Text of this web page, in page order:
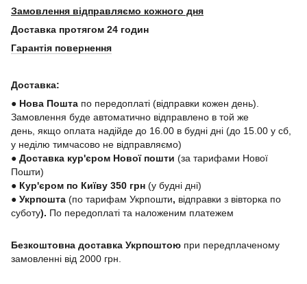
Замовлення відправляємо кожного дня
Доставка протягом 24 годин
Гарантія повернення
Доставка:
● Нова Пошта по передоплаті (відправки кожен день).
Замовлення буде автоматично відправлено в той же
день, якщо оплата надійде до 16.00 в будні дні (до 15.00 у сб,
у неділю тимчасово не відправляємо)
● Доставка кур'єром Нової пошти (за тарифами Нової
Пошти)
● Кур'єром по Київу 350 грн (у будні дні)
● Укрпошта (по тарифам Укрпошти, відправки з вівторка по
суботу). По передоплаті та наложеним платежем
Безкоштовна доставка Укрпоштою при передплаченому
замовленні від 2000 грн.